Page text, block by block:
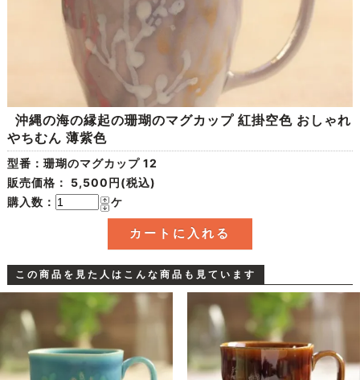
沖縄の海の縁起の珊瑚のマグカップ 紅掛空色 おしゃれ
やちむん 薄紫色
型番：珊瑚のマグカップ 12
販売価格： 5,500円(税込)
購入数：
ケ
この商品を見た人はこんな商品も見ています